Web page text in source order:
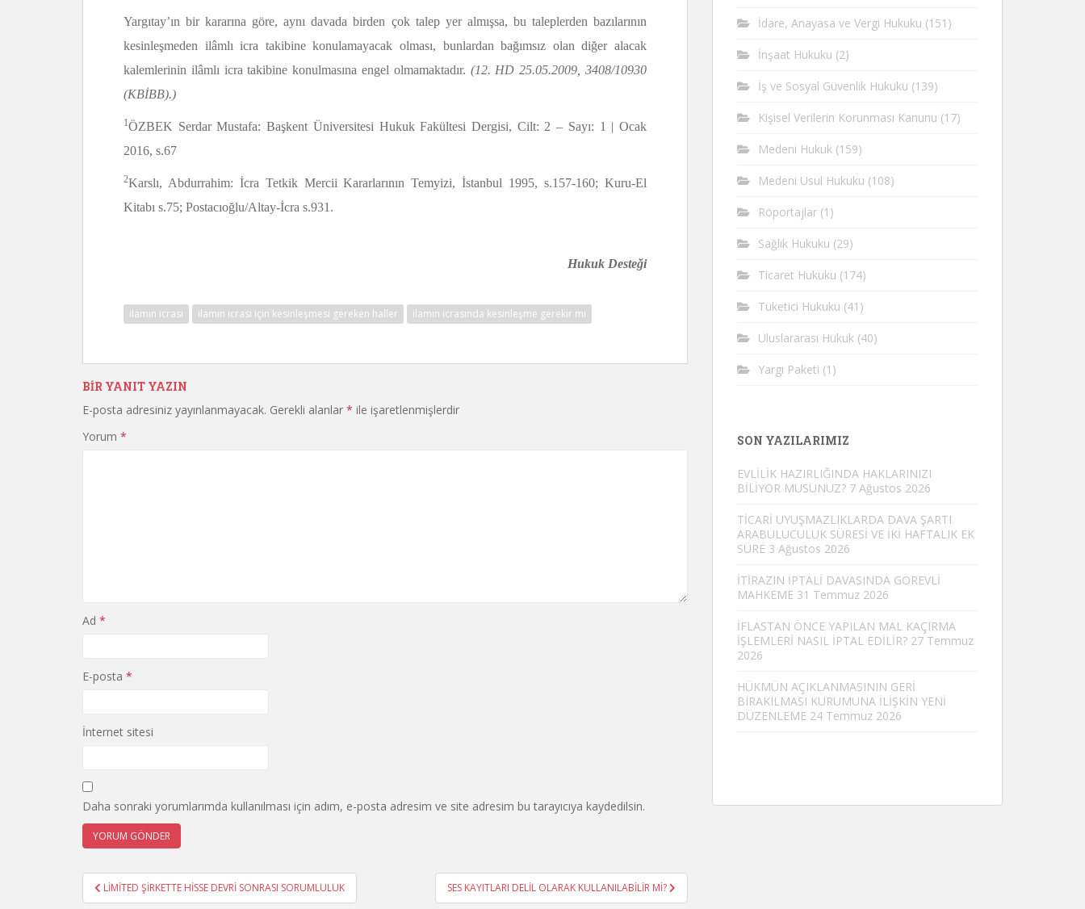
Yargıtay’ın bir kararına göre, aynı davada birden çok talep yer almışsa, bu taleplerden bazılarının
kesinleşmeden ilâmlı icra takibine konulamayacak olması, bunlardan bağımsız olan diğer alacak
kalemlerinin ilâmlı icra takibine konulmasına engel olmamaktadır. (12. HD 25.05.2009, 3408/10930
(KBİBB).)
1ÖZBEK Serdar Mustafa: Başkent Üniversitesi Hukuk Fakültesi Dergisi, Cilt: 2 – Sayı: 1 | Ocak
2016, s.67
2Karslı, Abdurrahim: İcra Tetkik Mercii Kararlarının Temyizi, İstanbul 1995, s.157-160; Kuru-El
Kitabı s.75; Postacıoğlu/Altay-İcra s.931.
Hukuk Desteği
ilamın icrası ilamın icrası için kesinleşmesi gereken haller ilamın icrasında kesinleşme gerekir mi
BIR YANIT YAZIN
E-posta adresiniz yayınlanmayacak. Gerekli alanlar * ile işaretlenmişlerdir
Yorum *
Ad *
E-posta *
İnternet sitesi
Daha sonraki yorumlarımda kullanılması için adım, e-posta adresim ve site adresim bu tarayıcıya kaydedilsin.
Yazı
gezinmesi
LİMİTED ŞİRKETTE HİSSE DEVRİ SONRASI SORUMLULUK SES KAYITLARI DELİL OLARAK KULLANILABİLİR Mİ?
İdare, Anayasa ve Vergi Hukuku (151)
İnşaat Hukuku (2)
İş ve Sosyal Güvenlik Hukuku (139)
Kişisel Verilerin Korunması Kanunu (17)
Medeni Hukuk (159)
Medeni Usul Hukuku (108)
Röportajlar (1)
Sağlık Hukuku (29)
Ticaret Hukuku (174)
Tüketici Hukuku (41)
Uluslararası Hukuk (40)
Yargı Paketi (1)
SON YAZILARIMIZ
EVLİLİK HAZIRLIĞINDA HAKLARINIZI
BİLİYOR MUSUNUZ? 7 Ağustos 2026
TİCARİ UYUŞMAZLIKLARDA DAVA ŞARTI
ARABULUCULUK SÜRESİ VE İKİ HAFTALIK EK
SÜRE 3 Ağustos 2026
İTİRAZIN İPTALİ DAVASINDA GÖREVLİ
MAHKEME 31 Temmuz 2026
İFLASTAN ÖNCE YAPILAN MAL KAÇIRMA
İŞLEMLERİ NASIL İPTAL EDİLİR? 27 Temmuz
2026
HÜKMÜN AÇIKLANMASININ GERİ
BIRAKILMASI KURUMUNA İLİŞKİN YENİ
DÜZENLEME 24 Temmuz 2026